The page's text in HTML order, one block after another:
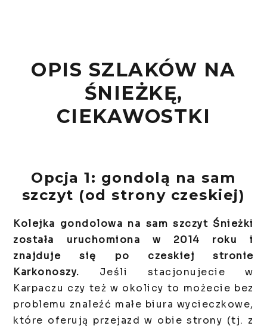
OPIS SZLAKÓW NA
ŚNIEŻKĘ,
CIEKAWOSTKI
Opcja 1: gondolą na sam
szczyt (od strony czeskiej)
Kolejka gondolowa na sam szczyt Śnieżki
została uruchomiona w 2014 roku i
znajduje się po czeskiej stronie
Karkonoszy. Jeśli stacjonujecie w
Karpaczu czy też w okolicy to możecie bez
problemu znaleźć małe biura wycieczkowe,
które oferują przejazd w obie strony (tj. z